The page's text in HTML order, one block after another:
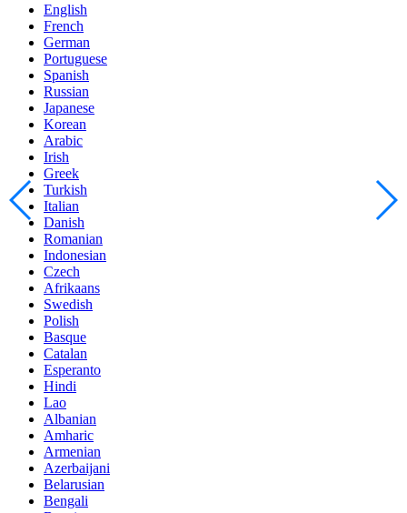
English
French
German
Portuguese
Spanish
Russian
Japanese
Korean
Arabic
Irish
Greek
Turkish
Italian
Danish
Romanian
Indonesian
Czech
Afrikaans
Swedish
Polish
Basque
Catalan
Esperanto
Hindi
Lao
Albanian
Amharic
Armenian
Azerbaijani
Belarusian
Bengali